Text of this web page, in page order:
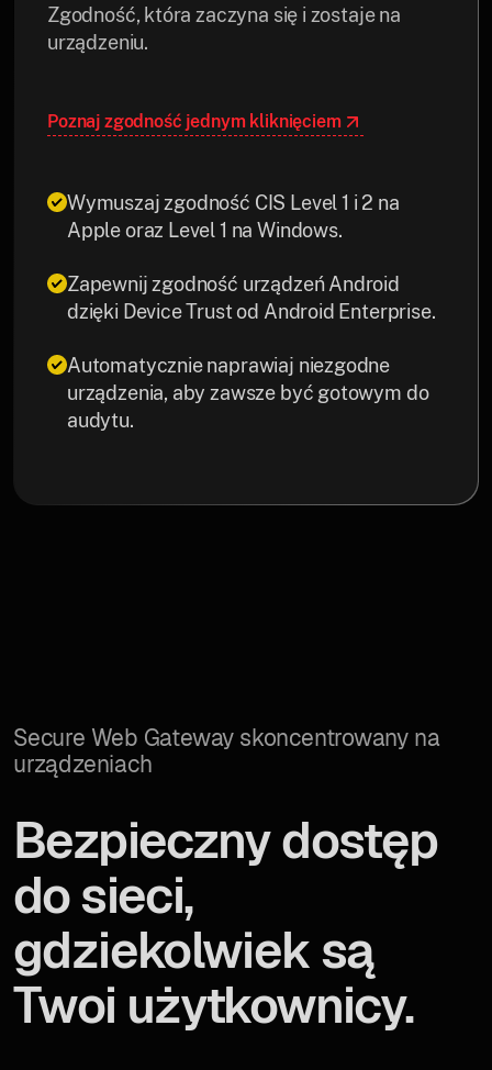
Zgodność, która zaczyna się i zostaje na
urządzeniu.
Poznaj zgodność jednym kliknięciem
Wymuszaj zgodność CIS Level 1 i 2 na
Apple oraz Level 1 na Windows.
Zapewnij zgodność urządzeń Android
dzięki Device Trust od Android Enterprise.
Automatycznie naprawiaj niezgodne
urządzenia, aby zawsze być gotowym do
audytu.
Secure Web Gateway skoncentrowany na
urządzeniach
Bezpieczny dostęp
do sieci,
gdziekolwiek są
Twoi użytkownicy.